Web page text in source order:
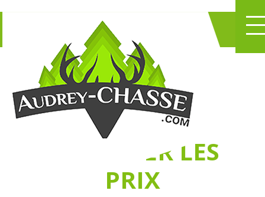
NE PERDEZ PLUS
DE TEMPS
CHASSER LES
PRIX